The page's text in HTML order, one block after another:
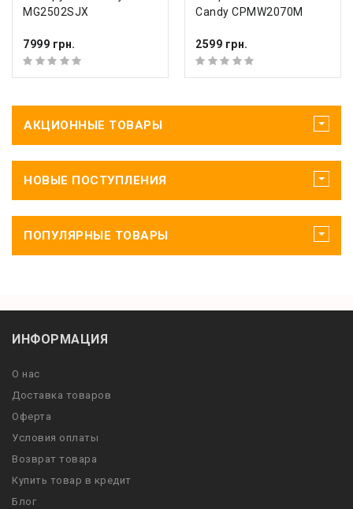
MG2502SJX
7999 грн.
Candy CPMW2070M
2599 грн.
АКЦИОННЫЕ ТОВАРЫ
НОВЫЕ ПОСТУПЛЕНИЯ
ПОПУЛЯРНЫЕ ТОВАРЫ
ИНФОРМАЦИЯ
О нас
Доставка товаров
Оферта
Условия оплаты
Возврат товара
Купить товар в кредит
Блог